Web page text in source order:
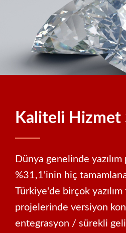
Kaliteli Hizmet
Dünya genelinde
%31,1'inin hiç
Türkiye'de birçok yazılım
projelerinde versiyon
entegrasyon / sürekli